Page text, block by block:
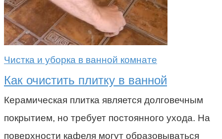
Чистка и уборка в ванной комнате
Как очистить плитку в ванной
Керамическая плитка является долговечным
покрытием, но требует постоянного ухода. На
поверхности кафеля могут образовываться